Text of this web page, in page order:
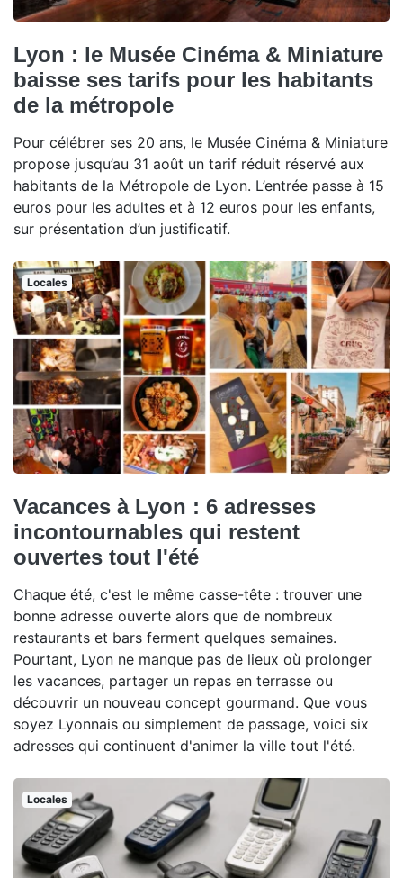
Lyon : le Musée Cinéma & Miniature
baisse ses tarifs pour les habitants
de la métropole
Pour célébrer ses 20 ans, le Musée Cinéma & Miniature
propose jusqu’au 31 août un tarif réduit réservé aux
habitants de la Métropole de Lyon. L’entrée passe à 15
euros pour les adultes et à 12 euros pour les enfants,
sur présentation d’un justificatif.
Locales
Vacances à Lyon : 6 adresses
incontournables qui restent
ouvertes tout l'été
Chaque été, c'est le même casse-tête : trouver une
bonne adresse ouverte alors que de nombreux
restaurants et bars ferment quelques semaines.
Pourtant, Lyon ne manque pas de lieux où prolonger
les vacances, partager un repas en terrasse ou
découvrir un nouveau concept gourmand. Que vous
soyez Lyonnais ou simplement de passage, voici six
adresses qui continuent d'animer la ville tout l'été.
Locales